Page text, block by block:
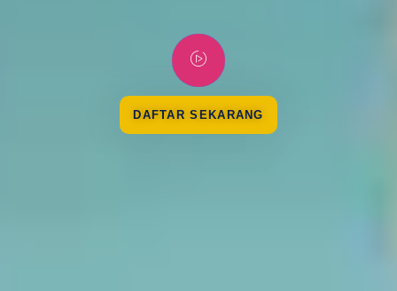
DAFTAR SEKARANG